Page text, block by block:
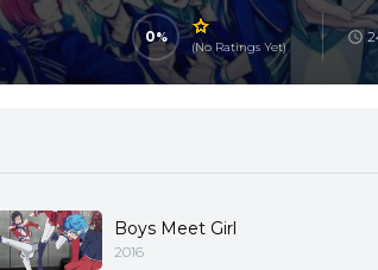
0
(No Ratings Yet)
Boys Meet Girl
2016